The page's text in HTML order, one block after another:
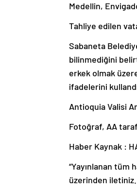
Medellin,
Tahliye edilen
Sabaneta
bilinmediğini
erkek olmak
ifadelerini
Antioquia Valisi
Fotoğraf, AA
Haber Kaynak :
“Yayınlanan
üzerinden